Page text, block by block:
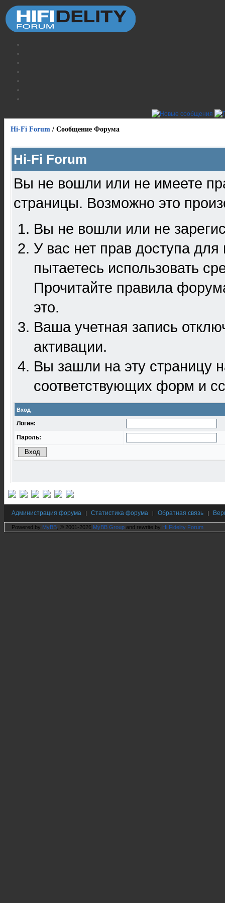
Hi-Fi Forum / Сообщение Форума
Hi-Fi Forum
Вы не вошли или не имеете
страницы. Возможно это
Вы не вошли или не
У вас нет прав доступа
пытаетесь использовать
Прочитайте правила
это.
Ваша учетная запись
активации.
Вы зашли на эту
соответствующих форм и
Вход
Логин:
Пароль:
Администрация форума | Статистика форума | Обратная связь |
Powered by MyBB , © 2001-2026 MyBB Group and rewrite by Hi Fidelity Forum